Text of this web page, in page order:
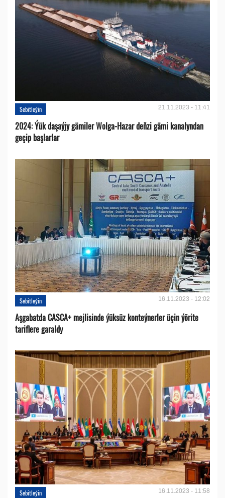
Sebitleýin 21.11.2023 - 11:41
2024: Ýük daşaýjy gämiler Wolga-Hazar deňzi gämi kanalyndan
geçip başlarlar
Sebitleýin 16.11.2023 - 12:02
Aşgabatda CASCA+ mejlisinde ýüksüz konteýnerler üçin ýörite
tariflere garaldy
Sebitleýin 16.11.2023 - 11:58